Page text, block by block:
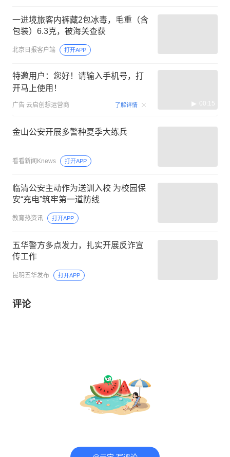
一进境旅客内裤藏2包冰毒，毛重（含
包装）6.3克，被海关查获
北京日报客户端 打开APP
特邀用户：您好！请输入手机号，打
开马上使用！
广告 云启创想运营商 了解详情 00:15
金山公安开展多警种夏季大练兵
看看新闻Knews 打开APP
临清公安主动作为送训入校 为校园保
安“充电”筑牢第一道防线
教育热资讯 打开APP
五华警方多点发力，扎实开展反诈宣
传工作
昆明五华发布 打开APP
评论